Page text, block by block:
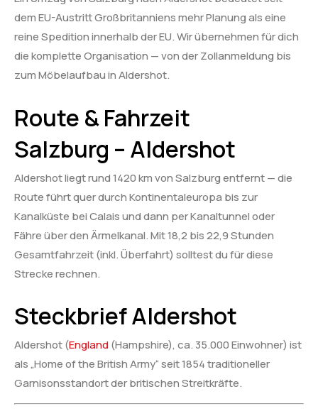
dem EU-Austritt Großbritanniens mehr Planung als eine
reine Spedition innerhalb der EU. Wir übernehmen für dich
die komplette Organisation — von der Zollanmeldung bis
zum Möbelaufbau in Aldershot.
Route & Fahrzeit
Salzburg – Aldershot
Aldershot liegt rund 1420 km von Salzburg entfernt — die
Route führt quer durch Kontinentaleuropa bis zur
Kanalküste bei Calais und dann per Kanaltunnel oder
Fähre über den Ärmelkanal. Mit 18,2 bis 22,9 Stunden
Gesamtfahrzeit (inkl. Überfahrt) solltest du für diese
Strecke rechnen.
Steckbrief Aldershot
Aldershot (England(Hampshire), ca. 35.000 Einwohner) ist
als „Home of the British Army“ seit 1854 traditioneller
Garnisonsstandort der britischen Streitkräfte.